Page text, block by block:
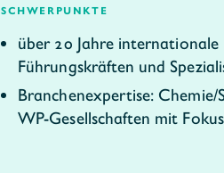
schwerpunkte
über 20 Jahre
Führungskräften und
Branchenexpertise: Chemie/
WP-Gesellschaften mit